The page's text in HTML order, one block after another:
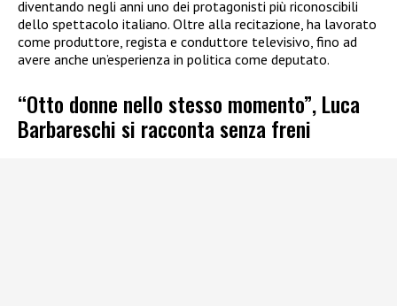
diventando negli anni uno dei protagonisti più riconoscibili
dello spettacolo italiano. Oltre alla recitazione, ha lavorato
come produttore, regista e conduttore televisivo, fino ad
avere anche un’esperienza in politica come deputato.
“Otto donne nello stesso momento”, Luca
Barbareschi si racconta senza freni